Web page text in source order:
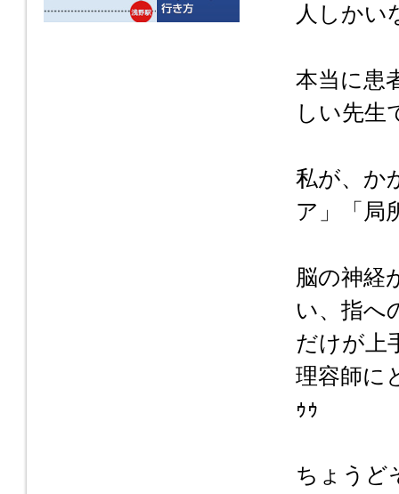
人しかい
本当に患
しい先生
私が、か
ア」「局
脳の神経
い、指へ
だけが上
理容師に
ｩｩ
ちょうど